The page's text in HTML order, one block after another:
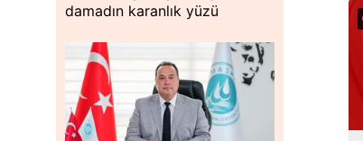
damadın karanlık yüzü